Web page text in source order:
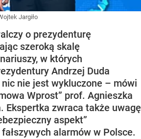
Jargiło
o prezydenturę
szeroką skalę
w których
Andrzej Duda
nie jest wykluczone – mówi
Wprost” prof. Agnieszka
Ekspertka zwraca także uwagę
aspekt”
alarmów w Polsce.